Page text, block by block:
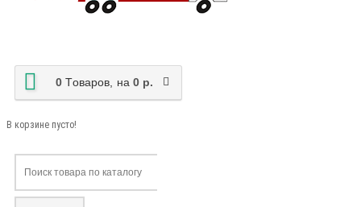
0 Tоваров, на 0 р.
В корзине пусто!